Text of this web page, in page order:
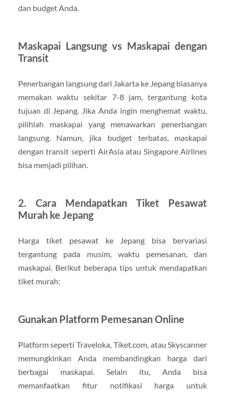
dan budget Anda.
Maskapai Langsung vs Maskapai dengan
Transit
Penerbangan langsung dari Jakarta ke Jepang biasanya
memakan waktu sekitar 7-8 jam, tergantung kota
tujuan di Jepang. Jika Anda ingin menghemat waktu,
pilihlah maskapai yang menawarkan penerbangan
langsung. Namun, jika budget terbatas, maskapai
dengan transit seperti AirAsia atau Singapore Airlines
bisa menjadi pilihan.
2. Cara Mendapatkan Tiket Pesawat
Murah ke Jepang
Harga tiket pesawat ke Jepang bisa bervariasi
tergantung pada musim, waktu pemesanan, dan
maskapai. Berikut beberapa tips untuk mendapatkan
tiket murah:
Gunakan Platform Pemesanan Online
Platform seperti Traveloka, Tiket.com, atau Skyscanner
memungkinkan Anda membandingkan harga dari
berbagai maskapai. Selain itu, Anda bisa
memanfaatkan fitur notifikasi harga untuk